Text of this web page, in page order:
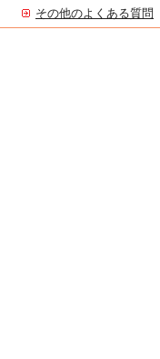
その他のよくある質問